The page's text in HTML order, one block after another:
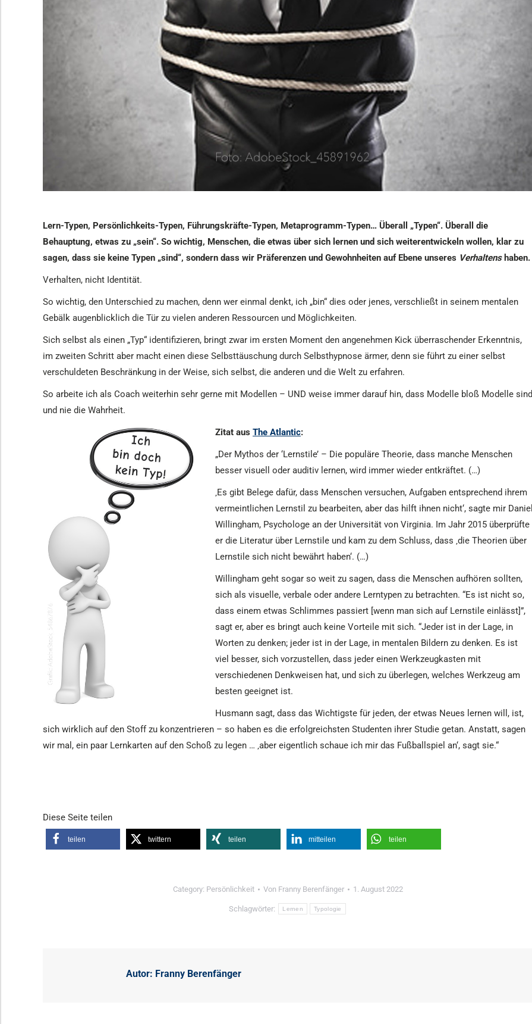
Lern-Typen, Persönlichkeits-Typen, Führungskräfte-Typen, Metaprogramm-Typen… Überall „Typen“. Überall die
Behauptung, etwas zu „sein“. So wichtig, Menschen, die etwas über sich lernen und sich weiterentwickeln wollen, klar zu
sagen, dass sie keine Typen „sind“, sondern dass wir Präferenzen und Gewohnheiten auf Ebene unseres Verhaltenshaben.
Verhalten, nicht Identität.
So wichtig, den Unterschied zu machen, denn wer einmal denkt, ich „bin“ dies oder jenes, verschließt in seinem mentalen
Gebälk augenblicklich die Tür zu vielen anderen Ressourcen und Möglichkeiten.
Sich selbst als einen „Typ“ identifizieren, bringt zwar im ersten Moment den angenehmen Kick überraschender Erkenntnis,
im zweiten Schritt aber macht einen diese Selbsttäuschung durch Selbsthypnose ärmer, denn sie führt zu einer selbst
verschuldeten Beschränkung in der Weise, sich selbst, die anderen und die Welt zu erfahren.
So arbeite ich als Coach weiterhin sehr gerne mit Modellen – UND weise immer darauf hin, dass Modelle bloß Modelle sind
und nie die Wahrheit.
Zitat aus The Atlantic:
„Der Mythos der ‘Lernstile’ – Die populäre Theorie, dass manche Menschen
besser visuell oder auditiv lernen, wird immer wieder entkräftet. (…)
‚Es gibt Belege dafür, dass Menschen versuchen, Aufgaben entsprechend ihrem
vermeintlichen Lernstil zu bearbeiten, aber das hilft ihnen nicht‘, sagte mir Daniel
Willingham, Psychologe an der Universität von Virginia. Im Jahr 2015 überprüfte
er die Literatur über Lernstile und kam zu dem Schluss, dass ‚die Theorien über
Lernstile sich nicht bewährt haben‘. (…)
Willingham geht sogar so weit zu sagen, dass die Menschen aufhören sollten,
sich als visuelle, verbale oder andere Lerntypen zu betrachten. “Es ist nicht so,
dass einem etwas Schlimmes passiert [wenn man sich auf Lernstile einlässt]”,
sagt er, aber es bringt auch keine Vorteile mit sich. “Jeder ist in der Lage, in
Worten zu denken; jeder ist in der Lage, in mentalen Bildern zu denken. Es ist
viel besser, sich vorzustellen, dass jeder einen Werkzeugkasten mit
verschiedenen Denkweisen hat, und sich zu überlegen, welches Werkzeug am
besten geeignet ist.
Husmann sagt, dass das Wichtigste für jeden, der etwas Neues lernen will, ist,
sich wirklich auf den Stoff zu konzentrieren – so haben es die erfolgreichsten Studenten ihrer Studie getan. Anstatt, sagen
wir mal, ein paar Lernkarten auf den Schoß zu legen … ‚aber eigentlich schaue ich mir das Fußballspiel an‘, sagt sie.“
Diese Seite teilen
teilen twittern teilen mitteilen teilen
Category: Persönlichkeit Von Franny Berenfänger 1. August 2022
Schlagwörter: Lernen Typologie
Autor: Franny Berenfänger